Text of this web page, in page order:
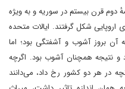
دوم قرن بیستم در سوریه و به ویژه
اروپایی شکل گرفتند. ایالات متحده
نتیجه آن بروز آشوب و آشفتگی بود؛ اما
دخالت نکرد و نتیجه همچنان آشوب بود. اگرچه
در هر دو کشور رخ داد، می‌دانند